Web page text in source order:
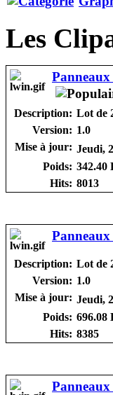
Les
Description: Lot de
Version: 1.0
Mise à jour: Jeudi,
Poids: 342.40
Hits: 8013
Description: Lot de
Version: 1.0
Mise à jour: Jeudi,
Poids: 696.08
Hits: 8385